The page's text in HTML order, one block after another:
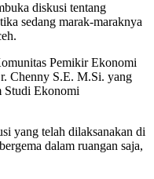
diskusi tentang
sedang marak-maraknya
Pemikir Ekonomi
Chenny S.E. M.Si. yang
Studi Ekonomi
yang telah dilaksanakan di
dalam ruangan saja,